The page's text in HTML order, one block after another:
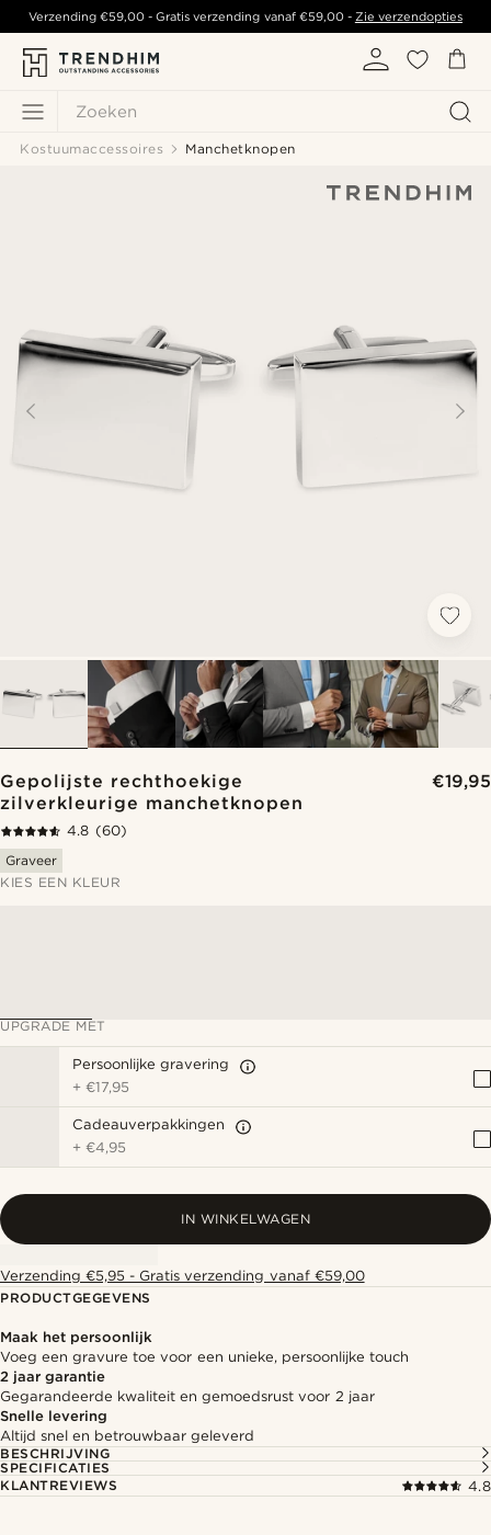
Zoeken
Verzending€59,00 - Gratis verzending vanaf €59,00- Zie verzendopties
Kostuumaccessoires Manchetknopen
Gepolijste rechthoekige
zilverkleurige manchetknopen
€19,95
4.8 (60)
Graveer
KIES EEN KLEUR
UPGRADE MET
Persoonlijke gravering
+€17,95
Cadeauverpakkingen
+€4,95
IN WINKELWAGEN
Verzending €5,95 - Gratis verzending vanaf €59,00
PRODUCTGEGEVENS
Maak het persoonlijk
Voeg een gravure toe voor een unieke, persoonlijke touch
2 jaar garantie
Gegarandeerde kwaliteit en gemoedsrust voor 2 jaar
Snelle levering
Altijd snel en betrouwbaar geleverd
BESCHRIJVING
SPECIFICATIES
KLANTREVIEWS
4.8